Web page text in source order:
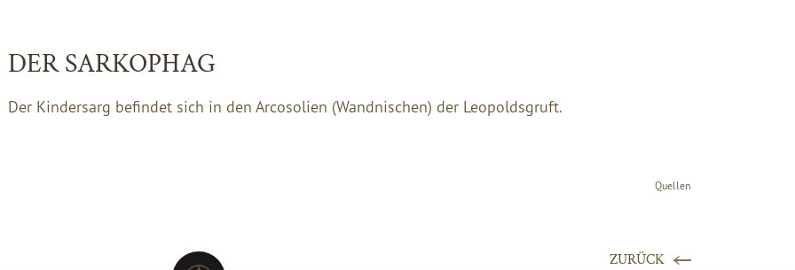
DER SARKOPHAG
Der Kindersarg befindet sich in den Arcosolien (Wandnischen) der Leopoldsgruft.
Quellen
ZURÜCK